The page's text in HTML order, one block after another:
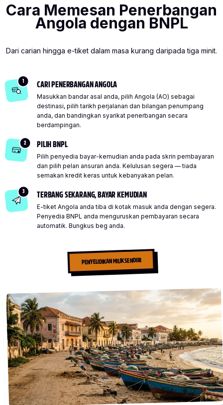
Cara Memesan Penerbangan
Angola dengan BNPL
Dari carian hingga e-tiket dalam masa kurang daripada tiga minit.
1 CARI PENERBANGAN ANGOLA
Masukkan bandar asal anda, pilih Angola (AO) sebagai
destinasi, pilih tarikh perjalanan dan bilangan penumpang
anda, dan bandingkan syarikat penerbangan secara
berdampingan.
2 PILIH BNPL
Pilih penyedia bayar-kemudian anda pada skrin pembayaran
dan pilih pelan ansuran anda. Kelulusan segera — tiada
semakan kredit keras untuk kebanyakan pelan.
3 TERBANG SEKARANG, BAYAR KEMUDIAN
E-tiket Angola anda tiba di kotak masuk anda dengan segera.
Penyedia BNPL anda menguruskan pembayaran secara
automatik. Bungkus beg anda.
PENYELIDIKAN MILIK SENDIRI